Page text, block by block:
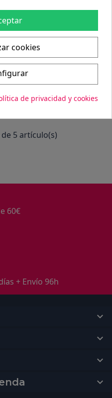
5 artículo(s)
60€
+ Envío 96h



keyboard_arrow_down
cookies
de privacidad y cookies